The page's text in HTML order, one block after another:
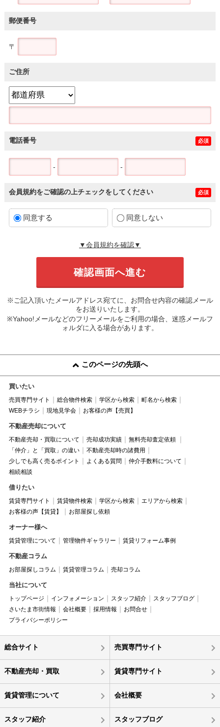
郵便番号
〒
ご住所
電話番号 必須
- -
会員規約をご確認の上チェックをしてください 必須
同意する 同意しない
▼会員規約を確認▼
※ご記入頂いたメールアドレス宛てに、お問合せ内容の確認メール
をお送りいたします。
※Yahoo!メールなどのフリーメールをご利用の場合、迷惑メールフ
ォルダに入る場合があります。
このページの先頭へ
買いたい
売買専門サイト 総合物件検索 学区から検索
町名から検索
WEBチラシ
現地見学会 お客様の声【売買】
不動産売却について
不動産売却・買取について 売却成功実績
無料売却査定依頼
「仲介」と「買取」の違い
不動産売却時の諸費用
少しでも高く売るポイント
よくある質問
仲介手数料について
相続相談
借りたい
賃貸専門サイト 賃貸物件検索 学区から検索
エリアから検索
お客様の声【賃貸】
お部屋探し依頼
オーナー様へ
賃貸管理について 管理物件ギャラリー 賃貸リフォーム事例
不動産コラム
お部屋探しコラム 賃貸管理コラム 売却コラム
当社について
トップページ インフォメーション スタッフ紹介
スタッフブログ
さいたま市街情報
会社概要 採用情報
お問合せ
プライバシーポリシー
総合サイト 売買専門サイト
不動産売却・買取 賃貸専門サイト
賃貸管理について 会社概要
スタッフ紹介 スタッフブログ